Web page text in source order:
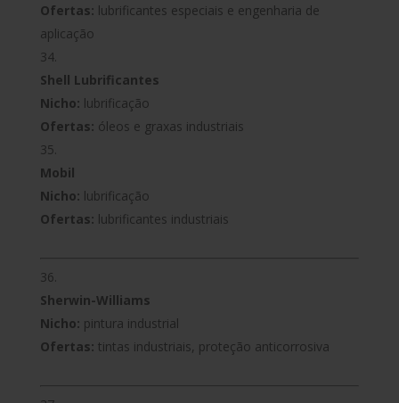
Ofertas: lubrificantes especiais e engenharia de
aplicação
Shell Lubrificantes
Nicho: lubrificação
Ofertas: óleos e graxas industriais
Mobil
Nicho: lubrificação
Ofertas: lubrificantes industriais
Sherwin-Williams
Nicho: pintura industrial
Ofertas: tintas industriais, proteção anticorrosiva